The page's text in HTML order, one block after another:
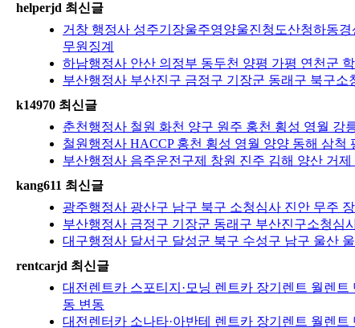
helperjd 최신글
거창 행정사 성주기장울주영양울진청도산청하동
무원징계
하남행정사 안산 의정부 동두천 양평 가평 연천군
부산행정사 부산진구 금정구 기장군 동래구 북구
k14970 최신글
춘천행정사 철원 화천 양구 원주 홍천 횡성 영월 강
철원행정사 HACCP 홍천 횡성 영월 양양 동해 삼
부산행정사 음주운전구제 창원 진주 김해 양산 거
kang611 최신글
광주행정사 광산구 남구 북구 소청심사 진안 무주
부산행정사 금정구 기장군 동래구 부산진구소청심
대구행정사 달서구 달성군 북구 수성구 남구 울산
rentcarjd 최신글
대전렌트카 스포티지·모닝 렌트카 장기렌트 월렌
동 변동
대전렌터카 소나타·아반테 렌트카 장기렌트 월렌